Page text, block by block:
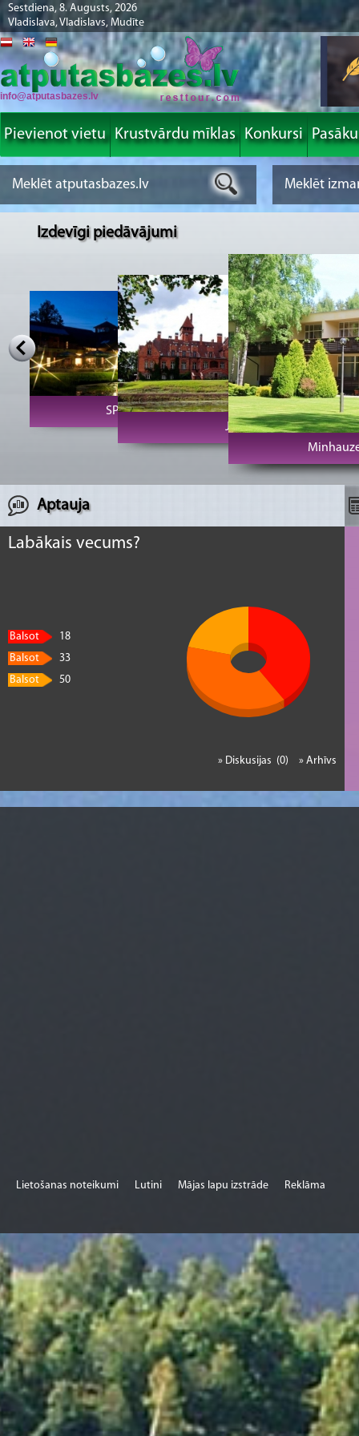
Sestdiena, 8. Augusts, 2026
Vladislava, Vladislavs, Mudīte
info@atputasbazes.lv
Pievienot vietu Krustvārdu mīklas Konkursi
Izdevīgi piedāvājumi
SPA Hotel Usma
Jaunmoku pils
Aptauja
Labākais vecums?
Balsot
18
Balsot
33
Balsot
50
» Arhīvs
» Diskusijas (0)
Lietošanas noteikumi Lutini Mājas lapu izstrāde Reklāma